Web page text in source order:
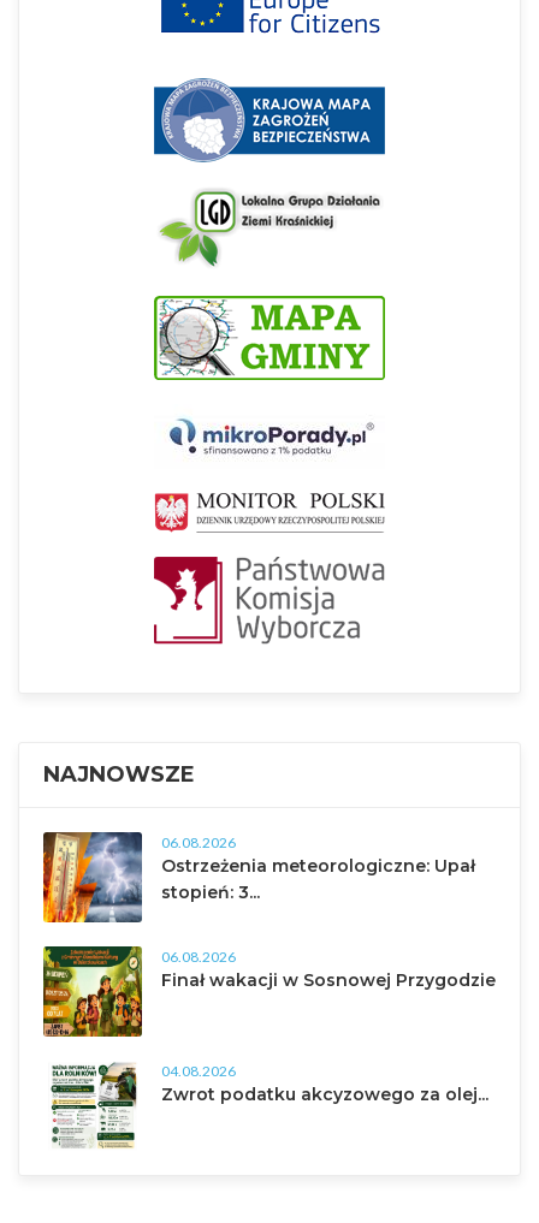
NAJNOWSZE
06.08.2026
Ostrzeżenia meteorologiczne: Upał
stopień: 3...
06.08.2026
Finał wakacji w Sosnowej Przygodzie
04.08.2026
Zwrot podatku akcyzowego za olej...